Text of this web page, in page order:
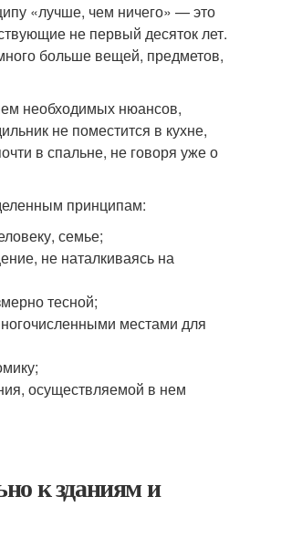
«лучше, чем ничего» — это
не первый десяток лет.
больше вещей, предметов,
необходимых нюансов,
не поместится в кухне,
в спальне, не говоря уже о
принципам:
семье;
не наталкиваясь на
тесной;
местами для
осуществляемой в нем
к зданиям и